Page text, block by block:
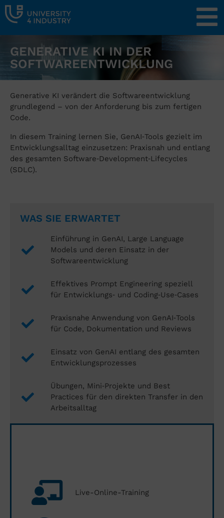
GENERATIVE KI IN DER
SOFTWAREENTWICKLUNG
Generative KI verändert die Softwareentwicklung
grundlegend – von der Anforderung bis zum fertigen
Code.
In diesem Training lernen Sie, GenAI‑Tools gezielt im
Entwicklungsalltag einzusetzen: Praxisnah und entlang
des gesamten Software‑Development‑Lifecycles
(SDLC).
WAS SIE ERWARTET
Einführung in GenAI, Large Language
Models und deren Einsatz in der
Softwareentwicklung
Effektives Prompt Engineering speziell
für Entwicklungs‑ und Coding‑Use‑Cases
Praxisnahe Anwendung von GenAI‑Tools
für Code, Dokumentation und Reviews
Einsatz von GenAI entlang des gesamten
Entwicklungsprozesses
Übungen, Mini‑Projekte und Best
Practices für den direkten Transfer in den
Arbeitsalltag
Live-Online-Training